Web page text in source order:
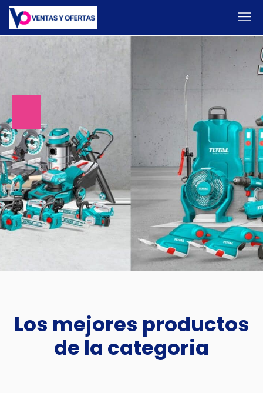
Los mejores productos
de la categoria